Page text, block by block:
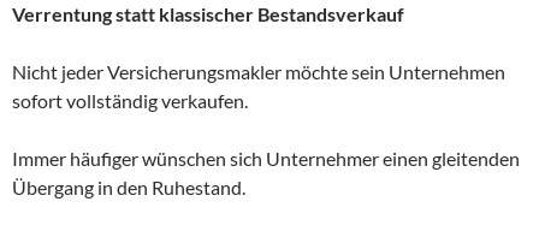
Verrentung statt klassischer Bestandsverkauf
Nicht jeder Versicherungsmakler möchte sein Unternehmen
sofort vollständig verkaufen.
Immer häufiger wünschen sich Unternehmer einen gleitenden
Übergang in den Ruhestand.